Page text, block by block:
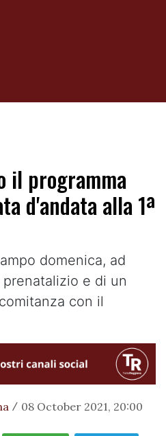
il programma
d'andata alla 1ª
domenica, ad
e di un
con il
/ 08 October 2021, 20:00